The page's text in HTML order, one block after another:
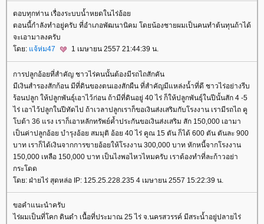
ตอบทุกท่าน เรื่องระบบน้ำหยดในไร่อ้อ
ตอนนี้กำลังทำอยู่ครับ ที่อำเภอพัฒนานิคม โดยน้องชายผมเป็นคนทำต้นทุนถ้าได้
จะเอามาลงครับ
ดย: จ้ห่ม47 1 เมษายน 2557 21:44:39 น.
การปลูกอ้อยที่สำคัญ ชาวไร่คนนั้นต้องมีรถไถสักคัน
มีเงินสำรองสักก้อน มีที่ดินของตนเองสักผืน ที่สำคัญมีแหล่งน้ำที่ดี ชาวไร่อย่างรีบ
ร้อนปลูก ให้ปลูกพันธุ์เอาไว้ก่อน ถ้ามีที่ดินอยู่ 40 ไร่ ก็ให้ปลูกพันธุ์ในปีนั้นสัก 4 -5
ไร่ เอาไว้ปลูกในปีทัดไป ถ้าเวลาปลูกเราก็ขอเงินส่งเสริมกับโรงงาน เรามีรถไถ คู
บต้า 36 แรง เราก็เอาหลักทรัพย์ค้ำประกันขอเงินส่งเสริม สัก 150,000 เอามา
เป็นค่าปลูกอ้อย บำรุงอ้อย สมมุติ อ้อย 40 ไร่ คูณ 15 ตัน ก็ได้ 600 ตัน ตันละ 900
บาท เราก็ได้เงินจากการขายอ้อยให้โรงงาน 300,000 บาท หักหนี้จากโรงงาน
150,000 เหลือ 150,000 บาท เป็นไงพอไหวไหมครับ เราต้องทำที่ละก้าวอย่า
กระโดด
ดย: ฝ่ายไร่ สุดหล่อ IP: 125.25.228.235 4 เมษายน 2557 15:22:39 น.
ขอคำแนะนำครับ
ไร่ผมเป็นที่โคก ดินดำ เนื้อที่ประมาณ 25 ไร่ จ.นครสวรรค์ มีสระน้ำอยู่ปลายไร่